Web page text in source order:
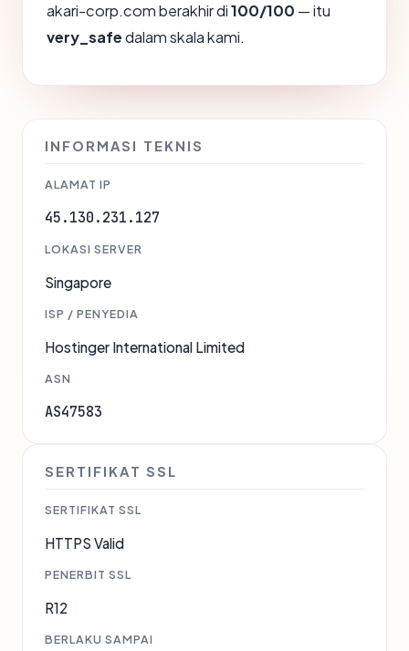
akari-corp.com berakhir di100/100 — itu
very_safedalam skala kami.
INFORMASI TEKNIS
ALAMAT IP
45.130.231.127
LOKASI SERVER
Singapore
ISP / PENYEDIA
Hostinger International Limited
ASN
AS47583
SERTIFIKAT SSL
SERTIFIKAT SSL
HTTPS Valid
PENERBIT SSL
R12
BERLAKU SAMPAI